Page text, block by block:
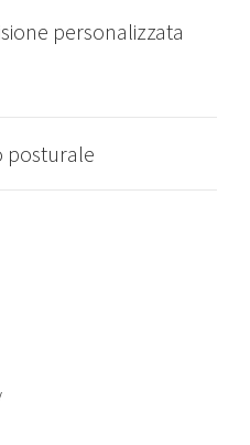
personalizzata
posturale